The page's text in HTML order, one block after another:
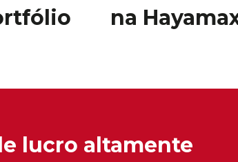
na
lucro altamente